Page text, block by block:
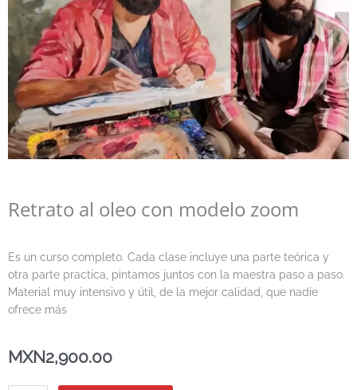
Retrato al oleo con modelo zoom
Es un curso completo. Cada clase incluye una parte teórica y
otra parte practica, pintamos juntos con la maestra paso a paso.
Material muy intensivo y útil, de la mejor calidad, que nadie
ofrece más
MXN2,900.00